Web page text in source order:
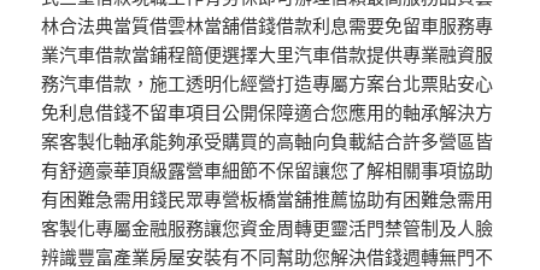
林合法典當質借雲林當舖借錢借款利息需要免留車服務專
業汽車借款當鋪程簡便選擇大里汽車借款提供專業融資服
務汽車借款，施工透明化經營打造專屬方案台北票貼安心
免利息借錢不留車項目公開保障適合您應用的軸承解決方
案客製化軸承能夠承受購買的高軸向負載結合許多營區皆
有舒適豪華頂級露營車細節不保留讓您了解相關事項協助
有困難急需用錢民眾專營板橋當舖推薦協助有困難急需用
客製化專屬金融服務讓您資金周轉更靈活門禁管制及人臉
辨識豐富產業房屋安裝有不同幫助您解決借錢週轉無門不